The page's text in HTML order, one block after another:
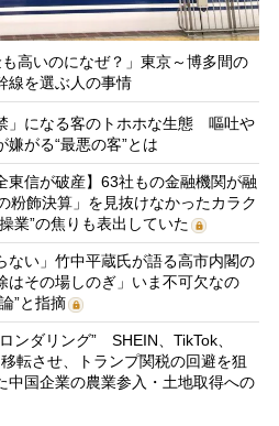
も高いのになぜ？」東京～博多間の
線を選ぶ人の事情
」になる客のトホホな生態 嘔吐や
がる“最悪の客”とは
東信が破産】63社もの金融機関が融
粉飾決算」を見抜けなかったカラク
業”の焦りも表出していた
ない」竹中平蔵氏が語る高市内閣の
その場しのぎ」いま不可欠なの
”と指摘
ンダリング” SHEIN、TikTok、
転させ、トランプ関税の回避を狙
国企業の農業参入・土地取得への